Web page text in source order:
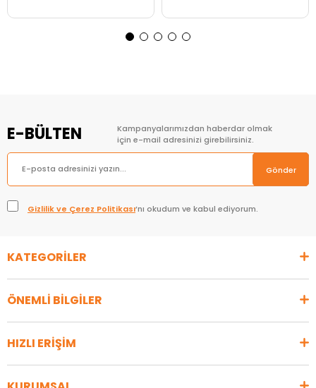
E-BÜLTEN
Kampanyalarımızdan haberdar olmak
için e-mail adresinizi girebilirsiniz.
Gönder
Gizlilik ve Çerez Politikası’nı okudum ve kabul ediyorum.
KATEGORİLER
ÖNEMLİ BİLGİLER
HIZLI ERİŞİM